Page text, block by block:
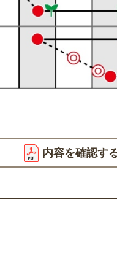
内容を確認す